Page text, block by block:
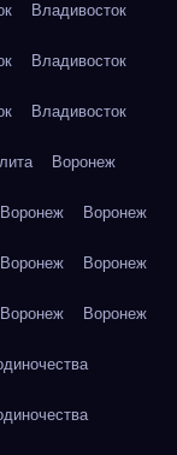
Владивосток
Владивосток
Владивосток
Воронеж
Воронеж Воронеж
Воронеж Воронеж
Воронеж Воронеж